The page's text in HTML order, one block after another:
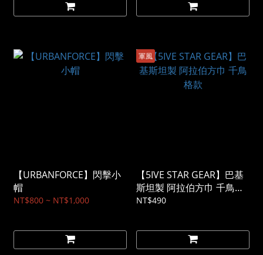
【URBANFORCE】閃擊小
帽
NT$800 ~ NT$1,000
軍風
【5IVE STAR GEAR】巴基
斯坦製 阿拉伯方巾 千鳥格
款
NT$490